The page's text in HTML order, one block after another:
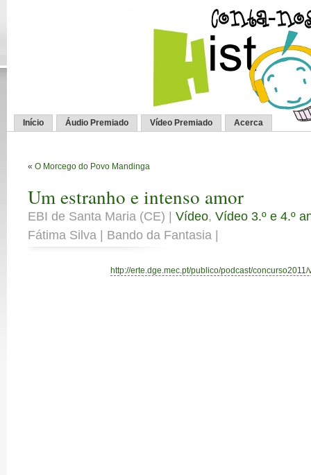
Início Áudio Premiado Vídeo Premiado Acerca
« O Morcego do Povo Mandinga
Um estranho e intenso amor
EBI de Santa Maria (CE) | Vídeo, Vídeo 3.º e 4.º
Fátima Silva | Bando da Fantasia |
http://erte.dge.mec.pt/publico/podcast/